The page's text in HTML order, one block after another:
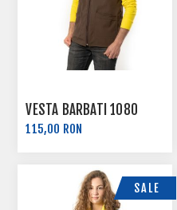
VESTA BARBATI 1080
115,00 RON
SALE